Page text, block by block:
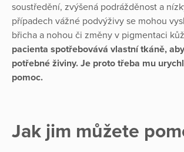
soustředění, zvýšená podrážděnost a
případech vážné podvýživy se mohou
břicha a nohou či změny v pigmentaci
pacienta spotřebovává vlastní tkáně,
potřebné živiny. Je proto třeba mu
pomoc.
Jak jim můžete